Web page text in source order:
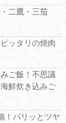
二鷹・三茄
ッタリの焼肉
ご飯！不思議
鮮炊き込みご
！パリッとツヤ